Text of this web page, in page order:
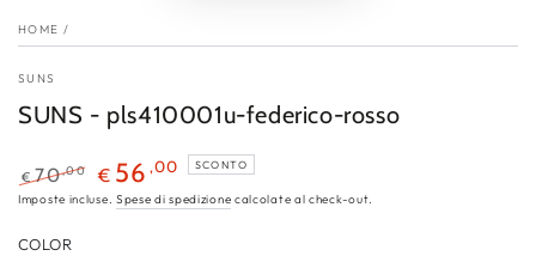
HOME /
SUNS
SUNS - pls410001u-federico-rosso
Prezzo
€ 70,00
Il
€ 56 ,00 SCONTO
Imposte incluse. Spese di spedizione calcolate al check-out.
COLOR